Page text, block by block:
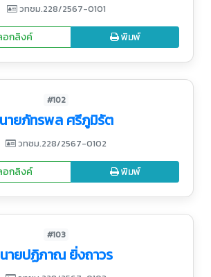
วทชม.228/2567-0101
กลิงค์ พิมพ์
#102
นายภัทรพล ศรีภูมิรัต
วทชม.228/2567-0102
กลิงค์ พิมพ์
#103
นายปฏิภาณ ยิ่งถาวร